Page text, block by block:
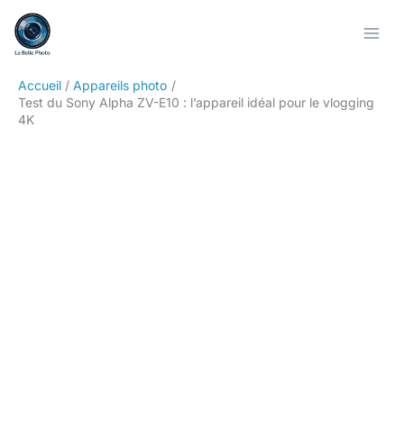
contenu
Accueil
Appareils photo
Test du Sony Alpha ZV-E10 : l’appareil idéal pour le vlogging
4K
Rechercher